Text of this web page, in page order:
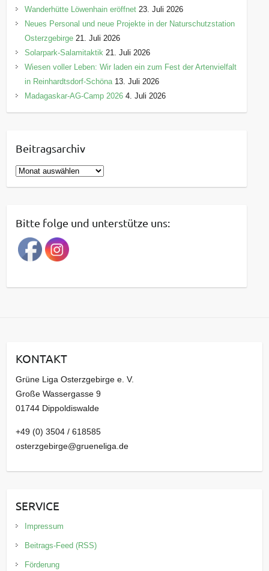
Wanderhütte Löwenhain eröffnet 23. Juli 2026
Neues Personal und neue Projekte in der Naturschutzstation
Osterzgebirge 21. Juli 2026
Solarpark-Salamitaktik 21. Juli 2026
Wiesen voller Leben: Wir laden ein zum Fest der Artenvielfalt
in Reinhardtsdorf-Schöna 13. Juli 2026
Madagaskar-AG-Camp 2026 4. Juli 2026
Beitragsarchiv
B
e
r
a
g
a
v
Bitte folge und unterstütze uns:
KONTAKT
Grüne Liga Osterzgebirge e. V.
Große Wassergasse 9
01744 Dippoldiswalde
+49 (0) 3504 / 618585
osterzgebirge@grueneliga.de
SERVICE
Impressum
Beitrags-Feed (RSS)
Förderung